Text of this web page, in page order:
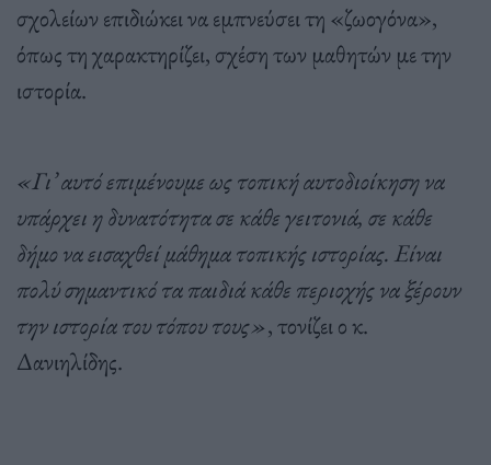
σχολείων επιδιώκει να εμπνεύσει τη «ζωογόνα»,
όπως τη χαρακτηρίζει, σχέση των μαθητών με την
ιστορία.
«Γι’ αυτό επιμένουμε ως τοπική αυτοδιοίκηση να
υπάρχει η δυνατότητα σε κάθε γειτονιά, σε κάθε
δήμο να εισαχθεί μάθημα τοπικής ιστορίας. Είναι
πολύ σημαντικό τα παιδιά κάθε περιοχής να ξέρουν
την ιστορία του τόπου τους», τονίζει ο κ.
Δανιηλίδης.